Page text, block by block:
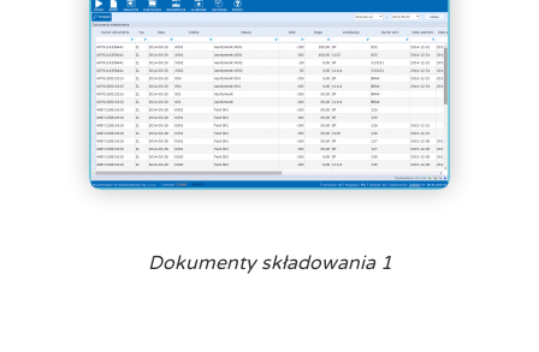
Dokumenty składowania 1